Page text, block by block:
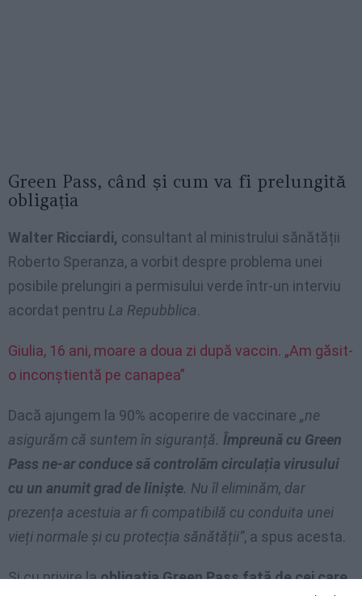
Green Pass, când și cum va fi prelungită
obligația
Walter Ricciardi, consultant al ministrului sănătății
Roberto Speranza, a vorbit despre problema unei
posibile prelungiri a permisului verde într-un interviu
acordat pentru La Repubblica.
Giulia, 16 ani, moare a doua zi după vaccin. „Am găsit-
o inconștientă pe canapea”
Dacă ajungem la 90% acoperire de vaccinare „ne ​​
asigurăm că suntem în siguranță. Împreună cu Green
Pass ne-ar conduce să controlăm circulația virusului
cu un anumit grad de liniște. Nu îl eliminăm, dar
prezența acestuia ar fi compatibilă cu conduita unei
vieți normale și cu protecția sănătății”, a spus acesta.
Și cu privire laobligația Green Pass față de cei care